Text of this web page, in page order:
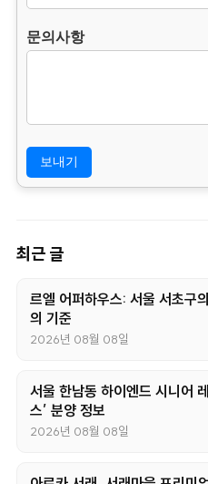
– 보존 근거 : 소비자의 불만 또
위 개인정보 제공에 대해서 부
의 내용 입력을 할 수 없어 관심
문의사항
최근 글
르엘 어퍼하우스: 서울 서초구
의 기준
2026년 08월 08일
서울 한남동 하이엔드 시니어
스’ 분양 정보
2026년 08월 08일